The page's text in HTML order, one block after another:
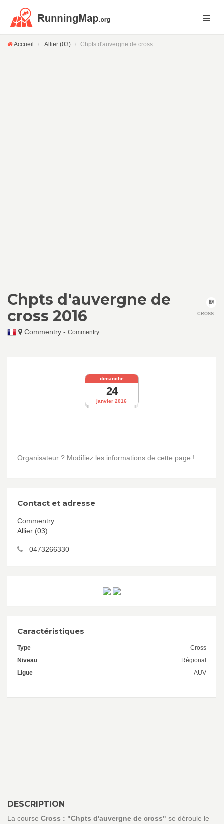
Accueil Allier (03) Chpts d'auvergne de cross
Chpts d'auvergne de
cross 2016
Commentry - Commentry
CROSS
janvier 2016
dimanche
24
Organisateur ? Modifiez les informations de cette page !
Contact et adresse
Commentry
Allier (03)
0473266330
Caractéristiques
Type
Cross
Niveau
Régional
Ligue
AUV
DESCRIPTION
La course Cross : "Chpts d'auvergne de cross" se déroule le